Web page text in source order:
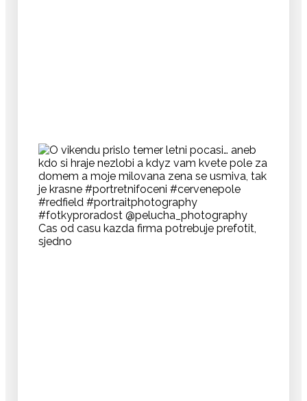
Cas od casu kazda firma potrebuje prefotit,
sjedno